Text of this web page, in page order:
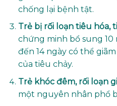
chống lại bệnh tật.
Trẻ bị rối loạn tiêu hóa,
chứng minh bổ sung 10
đến 14 ngày có thể
của tiêu chảy.
Trẻ khóc đêm, rối loạn
một nguyên nhân phổ